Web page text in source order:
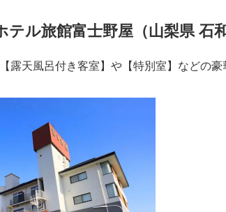
ル旅館富士野屋（山梨県 石和
露天風呂付き客室】や【特別室】などの豪